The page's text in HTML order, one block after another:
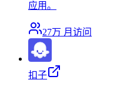
应用。
27万 月访问
扣子